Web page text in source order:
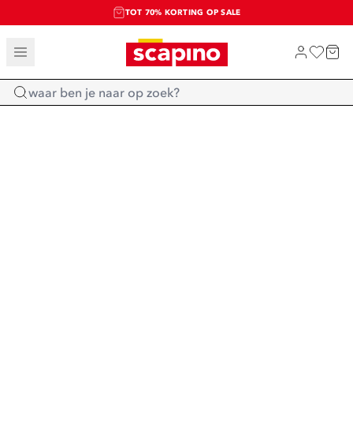
TOT 70% KORTING OP SALE
SALE: LAATSTE KANS!
SHOP NIEUW
Home